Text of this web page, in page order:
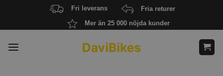
content
Fri leverans
Fria returer
Mer än 25 000 nöjda kunder